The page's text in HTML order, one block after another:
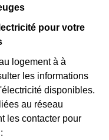
pour votre
logement à à
les informations
disponibles.
au réseau
les contacter pour